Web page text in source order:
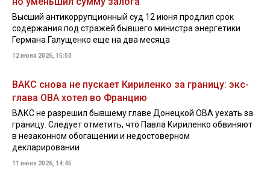
Высший антикоррупционный суд 12 июня продлил срок
содержания под стражей бывшего министра энергетики
Германа Галущенко еще на два месяца
12 июня 2026, 15:50
ВАКС снова не пускает Кириленко за границу: экс-
глава ОВА хотел во Францию
ВАКС не разрешил бывшему главе Донецкой ОВА уехать за
границу. Следует отметить, что Павла Кириленко обвиняют
в незаконном обогащении и недостоверном
декларировании
11 июня 2026, 14:45